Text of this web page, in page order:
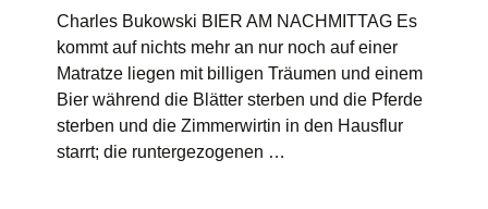
Charles Bukowski BIER AM NACHMITTAG Es
kommt auf nichts mehr an nur noch auf einer
Matratze liegen mit billigen Träumen und einem
Bier während die Blätter sterben und die Pferde
sterben und die Zimmerwirtin in den Hausflur
starrt; die runtergezogenen …